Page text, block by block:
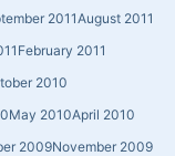
2011August 2011
February 2011
2010
May 2010April 2010
2009November 2009